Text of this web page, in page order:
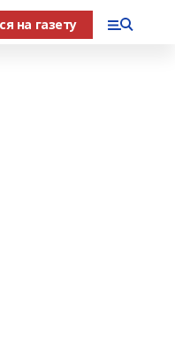
на газету